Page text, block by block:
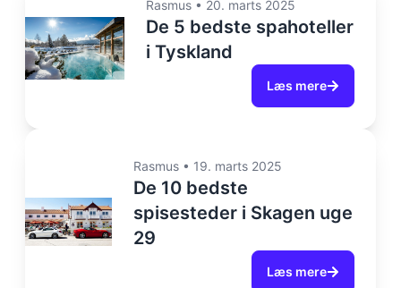
Rasmus • 20. marts 2025
De 5 bedste spahoteller
i Tyskland
Læs mere
Rasmus• 19. marts 2025
De 10 bedste
spisesteder i Skagen uge
29
Læs mere